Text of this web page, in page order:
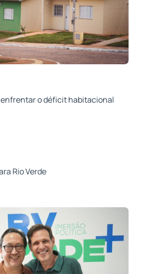
enfrentar o déficit habitacional
Rio Verde